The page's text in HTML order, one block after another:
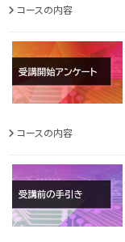
コースの内容
コースの内容